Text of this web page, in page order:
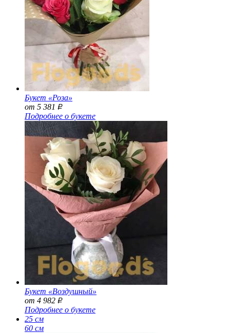
Букет «Роза»
от 5 381
Р
Подробнее о букете
Букет «Воздушный»
от 4 982 Р
Подробнее о букете
25 см
60 см